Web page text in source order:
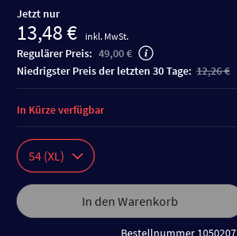
Jetzt nur
13,48 € inkl. MwSt.
Regulärer Preis: 49,00 €
niedrigster Preis der letzten 30 Tage: 12,26 €
54 (XL)
In den Warenkorb
Bestellnummer 1050207
In Kürze verfügbar